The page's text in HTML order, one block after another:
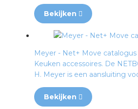
Bekijken
Meyer - Net+ Move catalogus
Keuken accessoires. De
H. Meyer is een aansluiting
Bekijken